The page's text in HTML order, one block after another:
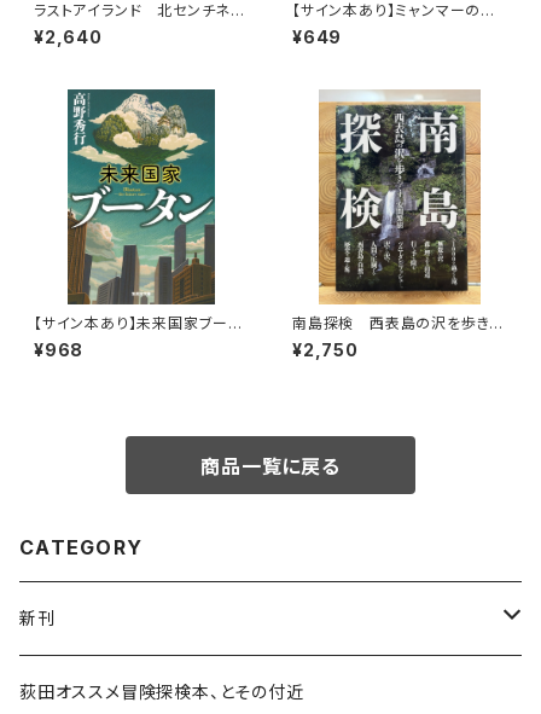
ラストアイランド 北センチネル
島 なぜ外界との接触を拒み続
けるのか
¥2,640
【サイン本あり】ミャンマーの柳
生一族
¥649
【サイン本あり】未来国家ブータ
ン
¥968
南島探検 西表島の沢を歩きつ
くす
¥2,750
商品一覧に戻る
CATEGORY
新刊
和書
荻田オススメ冒険探検本、とその付近